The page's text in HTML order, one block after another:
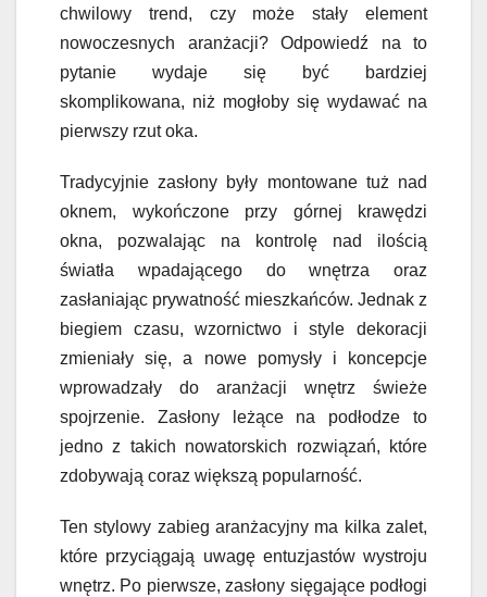
chwilowy trend, czy może stały element
nowoczesnych aranżacji? Odpowiedź na to
pytanie wydaje się być bardziej
skomplikowana, niż mogłoby się wydawać na
pierwszy rzut oka.
Tradycyjnie zasłony były montowane tuż nad
oknem, wykończone przy górnej krawędzi
okna, pozwalając na kontrolę nad ilością
światła wpadającego do wnętrza oraz
zasłaniając prywatność mieszkańców. Jednak z
biegiem czasu, wzornictwo i style dekoracji
zmieniały się, a nowe pomysły i koncepcje
wprowadzały do aranżacji wnętrz świeże
spojrzenie. Zasłony leżące na podłodze to
jedno z takich nowatorskich rozwiązań, które
zdobywają coraz większą popularność.
Ten stylowy zabieg aranżacyjny ma kilka zalet,
które przyciągają uwagę entuzjastów wystroju
wnętrz. Po pierwsze, zasłony sięgające podłogi